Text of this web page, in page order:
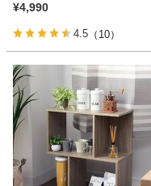
¥4,990
4.5 （10）